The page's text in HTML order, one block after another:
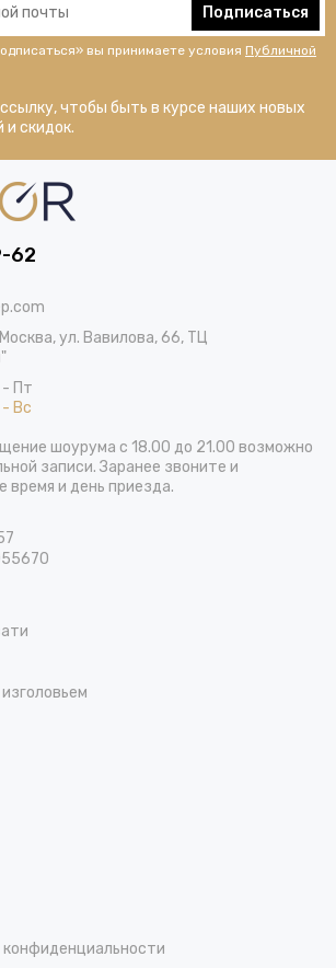
Подписаться
вы принимаете условия Публичной
чтобы быть в курсе наших новых
и скидок.
62
Москва,ул. Вавилова, 66, ТЦ
- Пт
Вс
шоурума с 18.00 до 21.00 возможно
записи. Заранее звоните и
время и день приезда.